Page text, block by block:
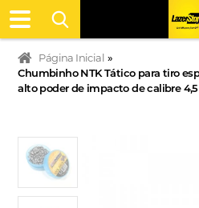
Página Inicial »
Chumbinho NTK Tático para tiro
alto poder de impacto de calibre